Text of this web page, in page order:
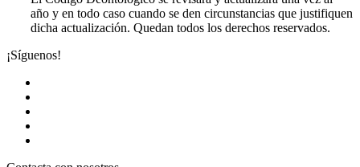
año y en todo caso cuando se den circunstancias que justifiquen
dicha actualización. Quedan todos los derechos reservados.
¡Síguenos!